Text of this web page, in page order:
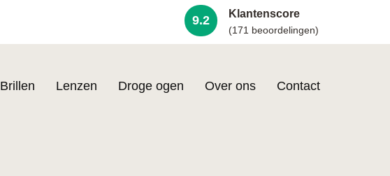
9.2 Klantenscore
(171 beoordelingen)
Brillen Lenzen Droge ogen Over ons Contact